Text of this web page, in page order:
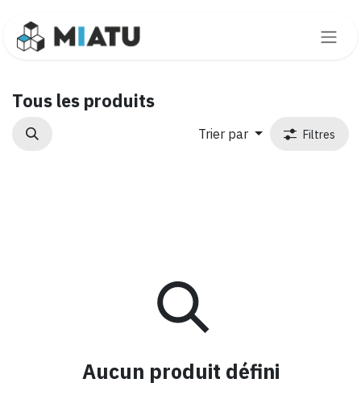
Tous les produits
Trier par Filtres
Aucun produit défini